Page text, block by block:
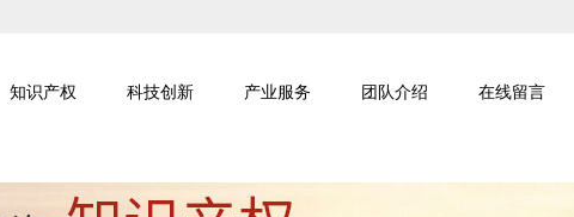
知识产权 科技创新 产业服务 团队介绍 在线留言